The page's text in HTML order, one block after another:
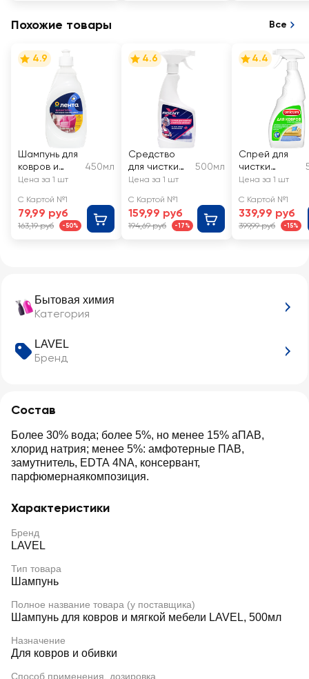
Бытовая химия
Категория
LAVEL
Бренд
Состав
Более 30% вода; более 5%, но менее 15% аПАВ,
хлорид натрия; менее 5%: амфотерные ПАВ,
замутнитель, EDTA 4NA, консервант,
парфюмернаякомпозиция.
Характеристики
Бренд
LAVEL
Тип товара
Шампунь
Полное название товара (у поставщика)
Шампунь для ковров и мягкой мебели LAVEL, 500мл
Назначение
Для ковров и обивки
Способ применения, дозировка
Похожие товары Все
4.9
Шампунь для
ковров и
мягкой
ЛЕНТА
450мл
Цена за 1 шт
С Картой №1
79,99 руб
163,19 руб -50%
4.6
Средство
для чистки
ковров и
мебели
AGENT X
500мл
Цена за 1 шт
С Картой №1
159,99 руб
194,69 руб -17%
4.4
Спрей для
чистки
ковров и
мебели
UNICUM
Цена за 1 шт
С Картой №1
339,99 руб
399,99 руб -15%